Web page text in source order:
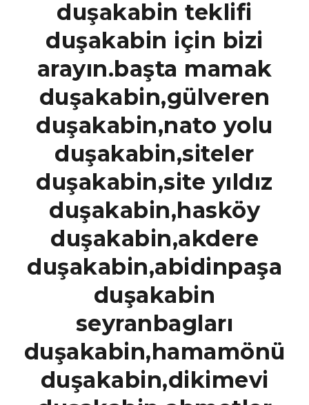
duşakabin teklifi
duşakabin için bizi
arayın.başta mamak
duşakabin,gülveren
duşakabin,nato yolu
duşakabin,siteler
duşakabin,site yıldız
duşakabin,hasköy
duşakabin,akdere
duşakabin,abidinpaşa
duşakabin
seyranbagları
duşakabin,hamamönü
duşakabin,dikimevi